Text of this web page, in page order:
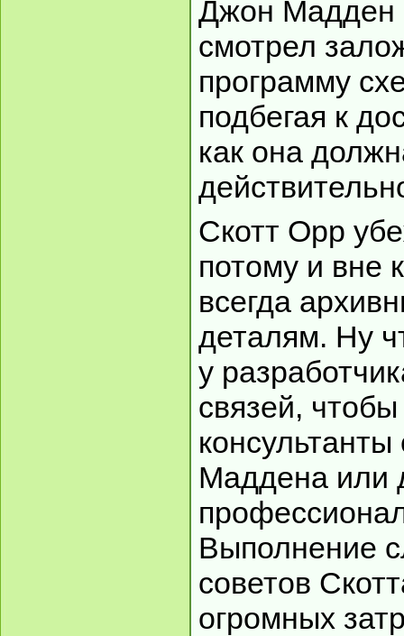
Джон Мадден
смотрел
программу
подбегая к
как она
Скотт Орр
потому и вне
всегда
деталям. Ну
у
связей,
Маддена или
Выполнение
советов
огромных